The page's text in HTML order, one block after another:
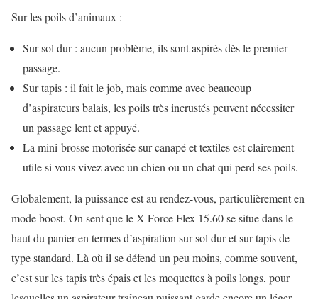
Sur les poils d’animaux :
Sur sol dur : aucun problème, ils sont aspirés dès le premier
passage.
Sur tapis : il fait le job, mais comme avec beaucoup
d’aspirateurs balais, les poils très incrustés peuvent nécessiter
un passage lent et appuyé.
La mini-brosse motorisée sur canapé et textiles est clairement
utile si vous vivez avec un chien ou un chat qui perd ses poils.
Globalement, la puissance est au rendez-vous, particulièrement en
mode boost. On sent que le X-Force Flex 15.60 se situe dans le
haut du panier en termes d’aspiration sur sol dur et sur tapis de
type standard. Là où il se défend un peu moins, comme souvent,
c’est sur les tapis très épais et les moquettes à poils longs, pour